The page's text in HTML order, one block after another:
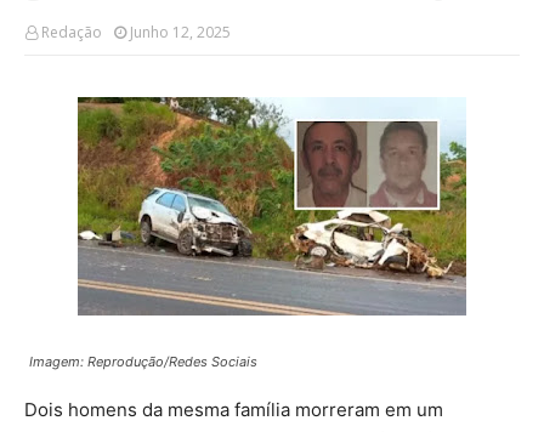
Redação Junho 12, 2025
Imagem: Reprodução/Redes Sociais
Dois homens da mesma família morreram em um